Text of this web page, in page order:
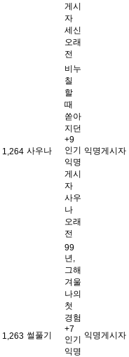
게시
자
세신
오래
전
1,264 사우나
비누
칠
할
때
쏟아
지던
+9
인기
익명
게시
자
사우
나
오래
전
익명게시자
1,263 썰풀기
99
년,
그해
겨울
나의
첫
경험
+7
인기
익명
익명게시자